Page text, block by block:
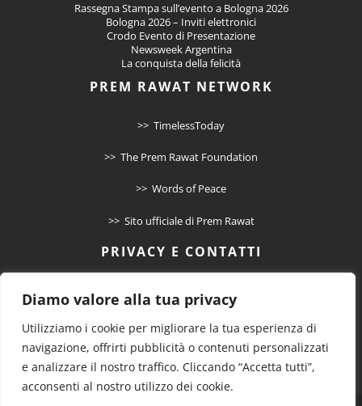
Diamo valore alla tua privacy
Utilizziamo i cookie per migliorare la tua esperienza di
navigazione, offrirti pubblicità o contenuti personalizzati
e analizzare il nostro traffico. Cliccando “Accetta tutti”,
acconsenti al nostro utilizzo dei cookie.
Rassegna Stampa sull’evento a Bologna 2026
Bologna 2026 – Inviti elettronici
Crodo Evento di Presentazione
Newsweek Argentina
La conquista della felicità
PREM RAWAT NETWORK
>> TimelessToday
>> The Prem Rawat Foundation
>> Words of Peace
>> Sito ufficiale di Prem Rawat
PRIVACY E CONTATTI
>> Contatto